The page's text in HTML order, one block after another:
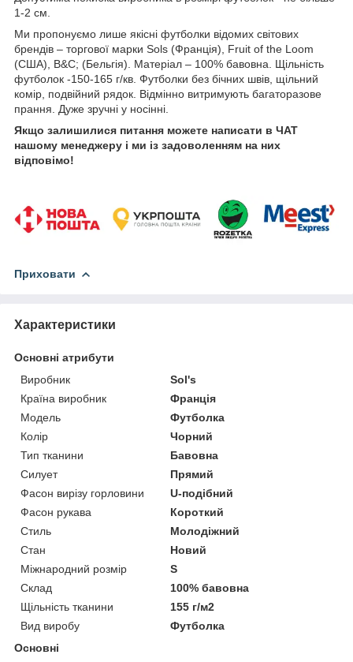
1-2 см.
Ми пропонуємо лише якісні футболки відомих світових
брендів – торгової марки Sols (Франція), Fruit of the Loom
(США), B&C; (Бельгія). Матеріал – 100% бавовна. Щільність
футболок -150-165 г/кв. Футболки без бічних швів, щільний
комір, подвійний рядок. Відмінно витримують багаторазове
прання. Дуже зручні у носінні.
Якщо залишилися питання можете написати в ЧАТ
нашому менеджеру і ми із задоволенням на них
відповімо!
Приховати
Характеристики
Основні атрибути
Виробник
Sol's
Країна виробник
Франція
Модель
Футболка
Колір
Чорний
Тип тканини
Бавовна
Силует
Прямий
Фасон вирізу горловини
U-подібний
Фасон рукава
Короткий
Стиль
Молодіжний
Стан
Новий
Міжнародний розмір
S
Склад
100% бавовна
Щільність тканини
155 г/м2
Вид виробу
Футболка
Основні